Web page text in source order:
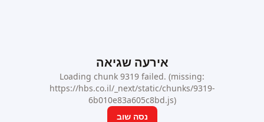
אירעה שגיאה
Loading chunk 9319 failed. (missing:
https://hbs.co.il/_next/static/chunks/9319-
6b010e83a605c8bd.js)